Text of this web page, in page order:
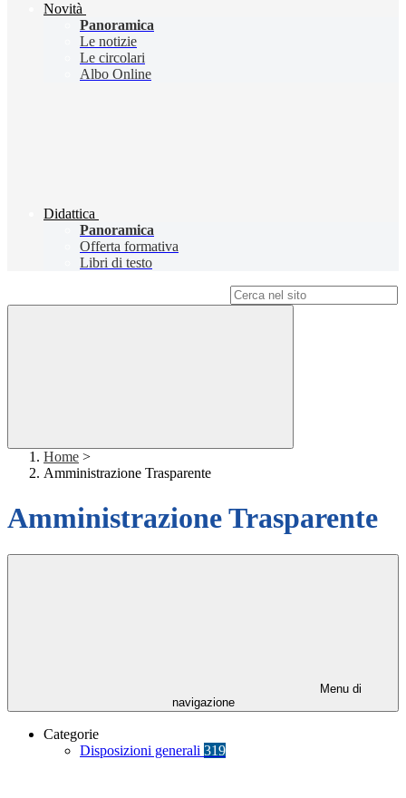
Novità
Panoramica
Le notizie
Le circolari
Albo Online
Didattica
Panoramica
Offerta formativa
Libri di testo
Home >
Amministrazione Trasparente
Amministrazione Trasparente
Menu di
navigazione
Categorie
Disposizioni generali 319